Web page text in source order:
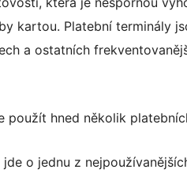
kartou. Platební terminály
a ostatních
použít hned několik
o jednu z